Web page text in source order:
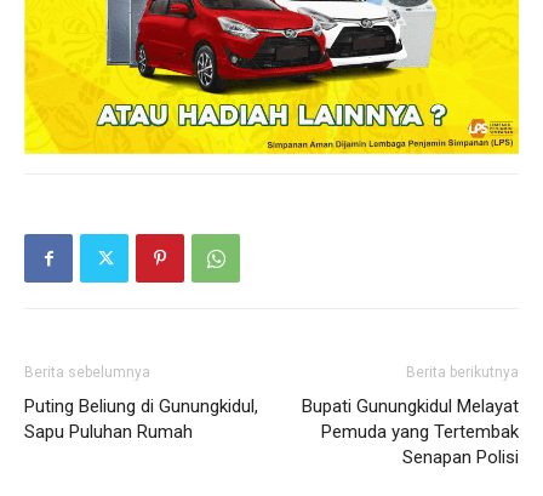
Berita sebelumnya
Puting Beliung di Gunungkidul,
Sapu Puluhan Rumah
Berita berikutnya
Bupati Gunungkidul Melayat
Pemuda yang Tertembak
Senapan Polisi